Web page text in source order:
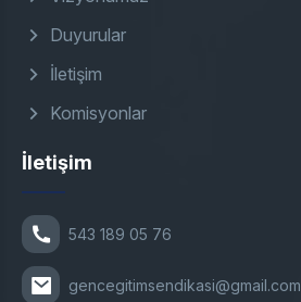
Duyurular
İletişim
Komisyonlar
İletişim
543 189 05 76
gencegitimsendikasi@gmail.com